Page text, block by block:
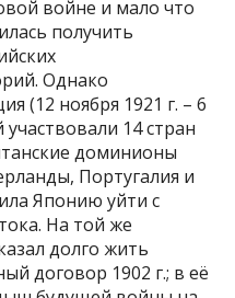
войне и мало что
получить
Однако
(12 ноября 1921 г. – 6
14 стран
доминионы
Португалия и
Японию уйти с
На той же
долго жить
договор 1902 г.; в её